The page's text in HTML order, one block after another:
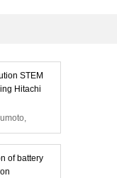
STEM
Hitachi
Lu,
of battery